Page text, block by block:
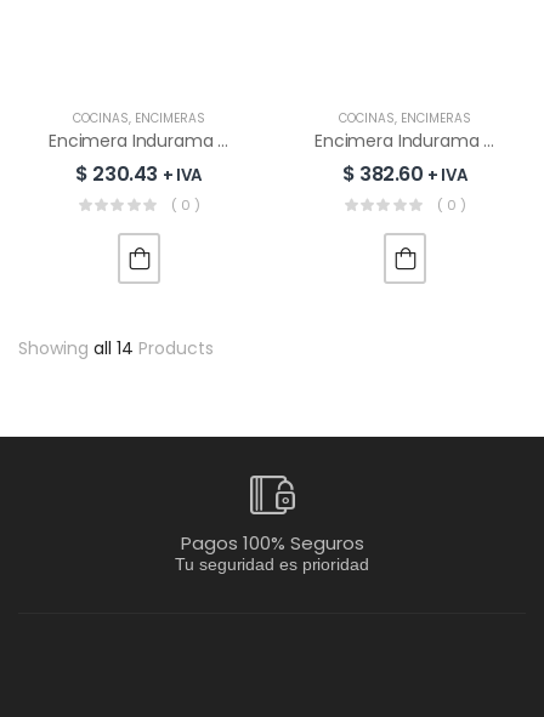
COCINAS, ENCIMERAS
Encimera Indurama 80 Cm | 5 Quemadores
$ 230.43 + IVA
( 0 )
COCINAS, ENCIMERAS
Encimera Indurama EGI-755VDNE | 5 Quemadores
$ 382.60 + IVA
( 0 )
Showing all 14 Products
Pagos 100% Seguros
Tu seguridad es prioridad